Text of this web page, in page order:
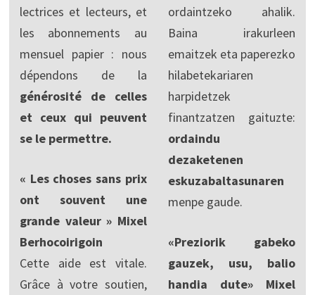
lectrices et lecteurs, et
les abonnements au
mensuel papier : nous
dépendons de la
générosité de celles
et ceux qui peuvent
se le permettre.
« Les choses sans prix
ont souvent une
grande valeur » Mixel
Berhocoirigoin
Cette aide est vitale.
Grâce à votre soutien,
ordaintzeko ahalik.
Baina irakurleen
emaitzek eta paperezko
hilabetekariaren
harpidetzek
finantzatzen gaituzte:
ordaindu
dezaketenen
eskuzabaltasunaren
menpe gaude.
«Preziorik gabeko
gauzek, usu, balio
handia dute» Mixel